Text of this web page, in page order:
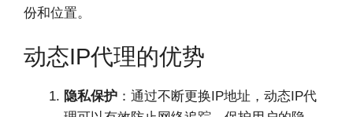
份和位置。
动态IP代理的优势
隐私保护 ：通过不断更换IP地址，动态IP代